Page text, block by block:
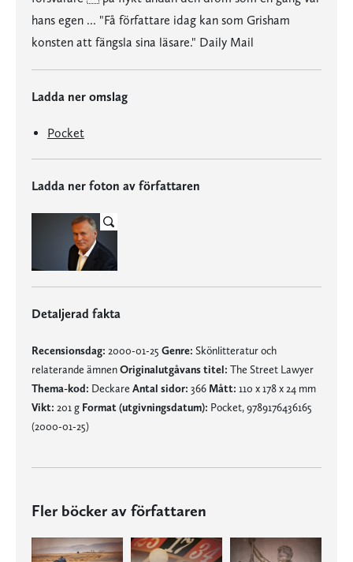
hans egen ... "Få författare idag kan som Grisham
konsten att fängsla sina läsare." Daily Mail
Ladda ner omslag
Pocket
Ladda ner foton av författaren
Detaljerad fakta
Recensionsdag: 2000-01-25 Genre: Skönlitteratur och
relaterande ämnenOriginalutgåvans titel: The Street Lawyer
Thema-kod: Deckare Antal sidor: 366 Mått: 110 x 178 x 24 mm
Vikt: 201 g Format (utgivningsdatum): Pocket, 9789176436165
(2000-01-25)
Fler böcker av författaren